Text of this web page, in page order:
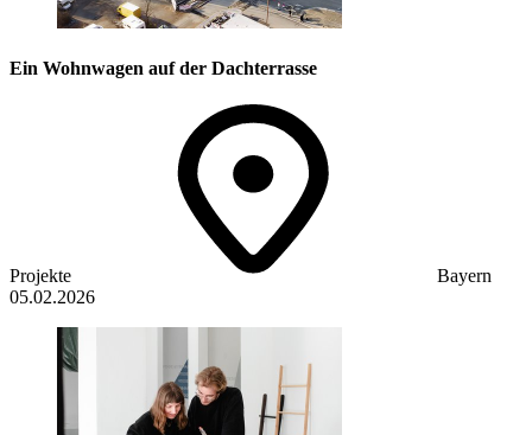
Ein Wohnwagen auf der Dachterrasse
Projekte
Bayern
05.02.2026